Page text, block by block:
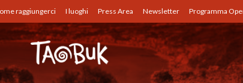
raggiungerci I luoghi Press Area Newsletter Programma